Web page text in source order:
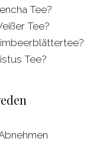
Tee?
Tee?
Tee?